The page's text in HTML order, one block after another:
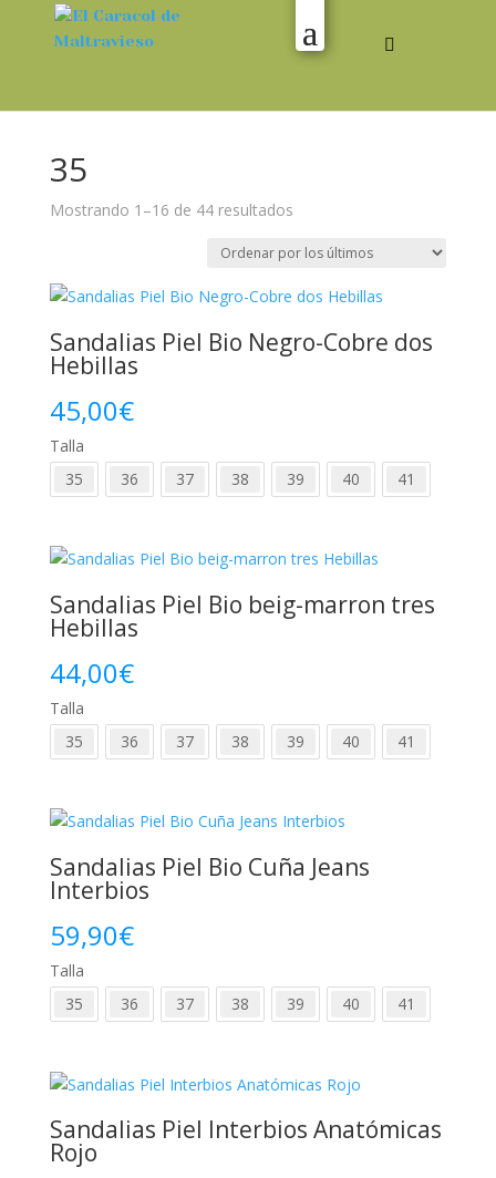
35
Mostrando 1–16 de 44 resultadosOrdenado
los
últimos
Sandalias Piel Bio Negro-Cobre dos
Hebillas
45,00€
Talla
35
36 37 38 39 40 41
Sandalias Piel Bio beig-marron tres
Hebillas
44,00€
Talla
35
36 37 38 39 40 41
Sandalias Piel Bio Cuña Jeans
Interbios
59,90€
Talla
35
36 37 38 39 40 41
Sandalias Piel Interbios Anatómicas
Rojo